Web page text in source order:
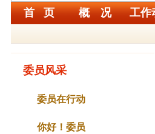
首 页 概 况 工作
委员风采
委员在行动
你好！委员